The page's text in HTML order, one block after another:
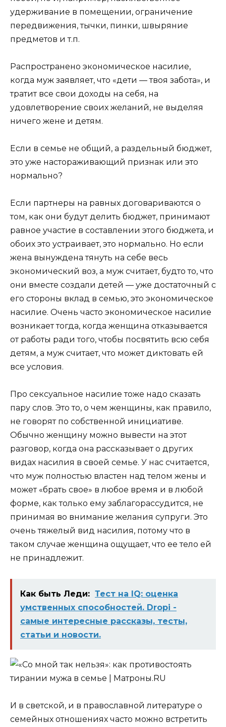
удерживание в помещении, ограничение
передвижения, тычки, пинки, швыряние
предметов и т.п.
Распространено экономическое насилие,
когда муж заявляет, что «дети — твоя забота», и
тратит все свои доходы на себя, на
удовлетворение своих желаний, не выделяя
ничего жене и детям.
Если в семье не общий, а раздельный бюджет,
это уже настораживающий признак или это
нормально?
Если партнеры на равных договариваются о
том, как они будут делить бюджет, принимают
равное участие в составлении этого бюджета, и
обоих это устраивает, это нормально. Но если
жена вынуждена тянуть на себе весь
экономический воз, а муж считает, будто то, что
они вместе создали детей — уже достаточный с
его стороны вклад в семью, это экономическое
насилие. Очень часто экономическое насилие
возникает тогда, когда женщина отказывается
от работы ради того, чтобы посвятить всю себя
детям, а муж считает, что может диктовать ей
все условия.
Про сексуальное насилие тоже надо сказать
пару слов. Это то, о чем женщины, как правило,
не говорят по собственной инициативе.
Обычно женщину можно вывести на этот
разговор, когда она рассказывает о других
видах насилия в своей семье. У нас считается,
что муж полностью властен над телом жены и
может «брать свое» в любое время и в любой
форме, как только ему заблагорассудится, не
принимая во внимание желания супруги. Это
очень тяжелый вид насилия, потому что в
таком случае женщина ощущает, что ее тело ей
не принадлежит.
Как быть Леди: Тест на IQ: оценка
умственных способностей. Dropi -
самые интересные рассказы, тесты,
статьи и новости.
И в светской, и в православной литературе о
семейных отношениях часто можно встретить